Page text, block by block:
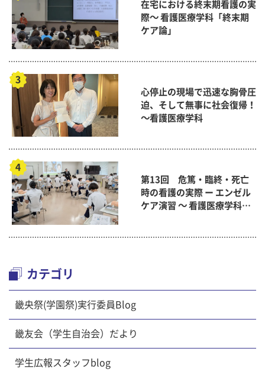
在宅における終末期看護の実
際～ 看護医療学科「終末期
ケア論」
心停止の現場で迅速な胸骨圧
迫、そして無事に社会復帰！
～看護医療学科
第13回 危篤・臨終・死亡
時の看護の実際 ー エンゼル
ケア演習 ～ 看護医療学科
カテゴリ
畿央祭(学園祭)実行委員Blog
畿友会（学生自治会）だより
学生広報スタッフblog